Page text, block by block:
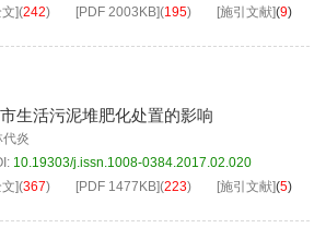
](242) [PDF 2003KB](195) [施引文献](9)
生活污泥堆肥化处置的影响
代炎
10.19303/j.issn.1008-0384.2017.02.020
](367) [PDF 1477KB](223) [施引文献](5)